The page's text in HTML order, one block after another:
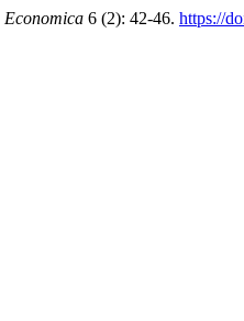
Economica 6 (2): 42-46. https://